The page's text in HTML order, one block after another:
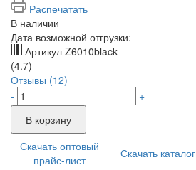
Распечатать
В наличии
Дата возможной отгрузки:
Артикул Z6010black
(4.7)
Отзывы (12)
-
+
В корзину
Скачать оптовый
прайс-лист
Скачать каталог